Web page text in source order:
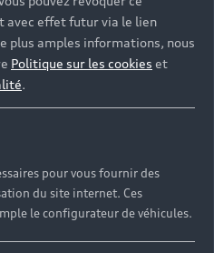
pour un
avec effet futur via le lien
plus amples informations, nous
Politique sur les cookies et
.
pour vous fournir des
du site internet. Ces
le configurateur de véhicules.